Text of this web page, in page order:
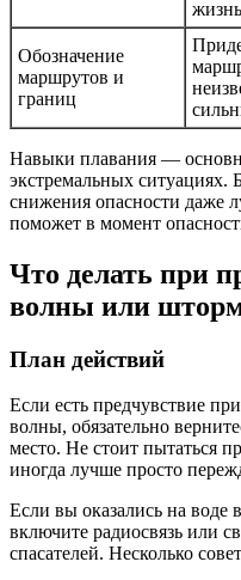
Обозначение
маршрутов и
границ
Навыки плавания —
экстремальных ситуациях.
снижения опасности даже
поможет в момент
Что делать при
волны или
План действий
Если есть предчувствие
волны, обязательно
место. Не стоит пытаться
иногда лучше просто
Если вы оказались на воде
включите радиосвязь или
спасателей. Несколько